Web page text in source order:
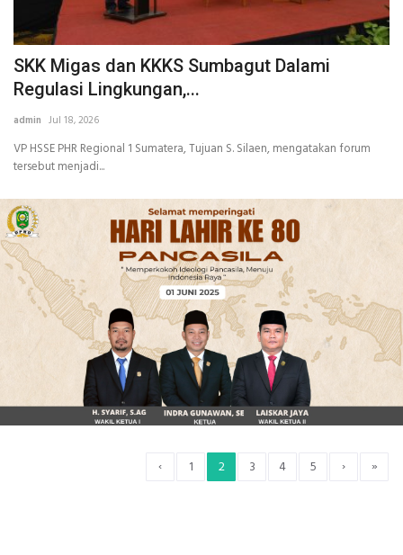
SKK Migas dan KKKS Sumbagut Dalami
Regulasi Lingkungan,...
admin Jul 18, 2026
VP HSSE PHR Regional 1 Sumatera, Tujuan S. Silaen, mengatakan forum
tersebut menjadi...
‹ 1 2 3 4 5 › »